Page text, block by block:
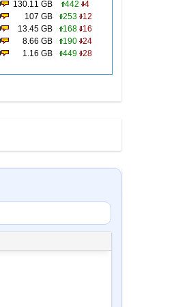
130.11 GB 442
4
107 GB 253 12
13.45 GB 168 16
8.66 GB 190 24
1.16 GB 449 28